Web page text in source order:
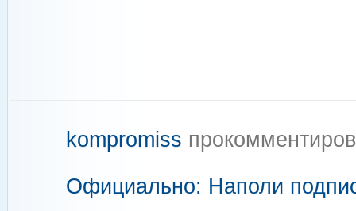
kompromiss
Официально: Наполи